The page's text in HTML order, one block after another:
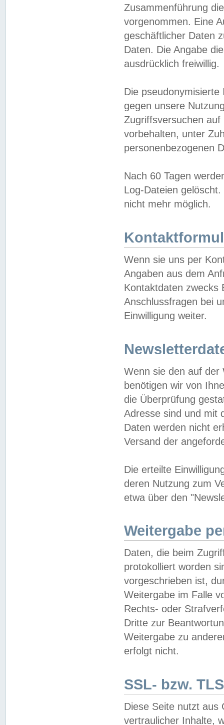
Zusammenführung
vorgenommen. Eine
geschäftlicher Daten
Daten. Die Angabe
ausdrücklich freiwillig.
Die
gegen unsere
Zugriffsversuchen
vorbehalten, unter
personenbezogenen
Nach 60 Tagen
Log-Dateien
nicht mehr möglich.
Wenn sie uns per
Angaben aus dem
Kontaktdaten zwecks
Anschlussfragen bei
Einwilligung weiter.
Wenn sie den auf der
benötigen wir von
die Überprüfung
Adresse sind und mit
Daten werden nicht
Versand der
Die erteilte
deren Nutzung zum
etwa über den
Weitergabe
Daten, die beim
protokolliert worden
vorgeschrieben ist,
Weitergabe im Falle
Rechts- oder
Dritte zur
Weitergabe zu
erfolgt nicht.
SSL- bzw.
Diese Seite nutzt aus
vertraulicher Inhalte,